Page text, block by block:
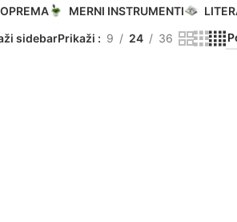
MERNI INSTRUMENTI
sidebarPrikaži 9 24 36